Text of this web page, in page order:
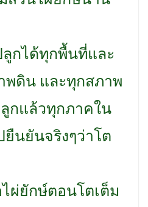
ลูกได้ทุกพื้นที่และ
พดิน และทุกสภาพ
กแล้วทุกภาคใน
ยืนยันจริงๆว่าโต
ไผ่ยักษ์ตอนโตเต็ม